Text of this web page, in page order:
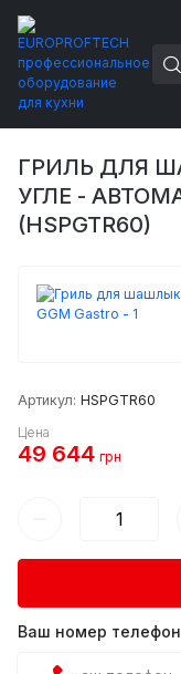
EUROPROFTECH
ГРИЛЬ ДЛЯ
УГЛЕ -
(HSPGTR60)
Артикул: HSPGTR60
Цена
49 644 грн
Ваш номер